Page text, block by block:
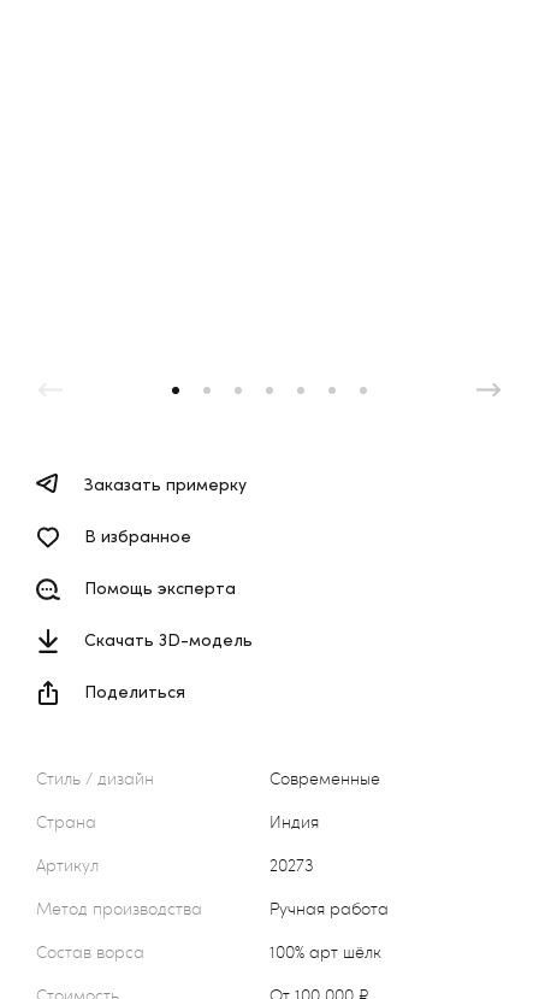
Стиль / дизайн
Современные
Страна
Индия
Артикул
20273
Метод производства
Ручная работа
Состав ворса
100% арт шёлк
Заказать примерку
В избранное
Помощь эксперта
Скачать 3D-модель
Поделиться